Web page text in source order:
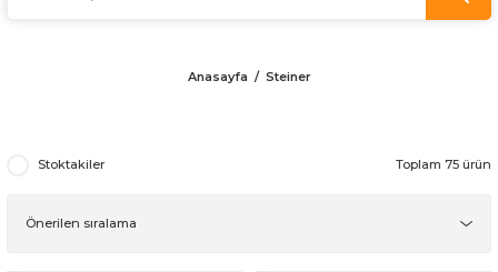
Anasayfa Steiner
Stoktakiler Toplam 75 ürün